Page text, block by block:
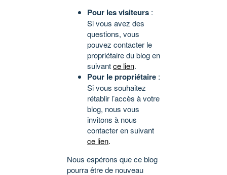
Pour les visiteurs :
Si vous avez des
questions, vous
pouvez contacter le
propriétaire du blog en
suivantce lien.
Pour le propriétaire :
Si vous souhaitez
rétablir l’accès à votre
blog, nous vous
invitons à nous
contacter en suivant
ce lien.
Nous espérons que ce blog
pourra être de nouveau